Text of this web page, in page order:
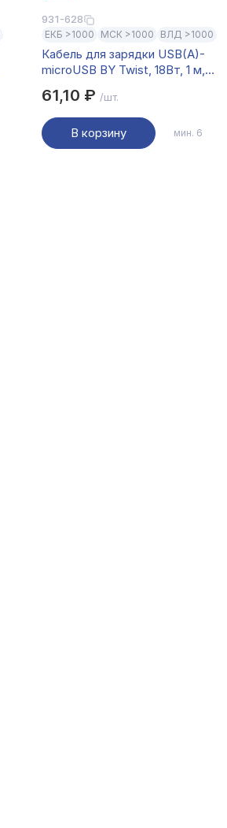
931-628
ЕКБ >1000 МСК >1000 ВЛД >1000
Кабель для зарядки USB(A)-
microUSB BY Twist, 18Вт, 1 м,
61,10 ₽ /шт.
В корзину мин. 6